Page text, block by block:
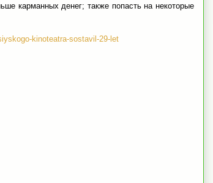
карманных денег; также попасть на некоторые
kinoteatra-sostavil-29-let